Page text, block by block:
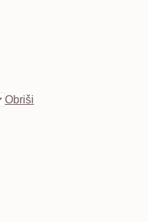
Obriši